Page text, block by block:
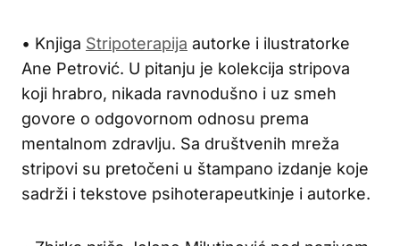
• Knjiga Stripoterapija autorke i ilustratorke
Ane Petrović. U pitanju je kolekcija stripova
koji hrabro, nikada ravnodušno i uz smeh
govore o odgovornom odnosu prema
mentalnom zdravlju. Sa društvenih mreža
stripovi su pretočeni u štampano izdanje koje
sadrži i tekstove psihoterapeutkinje i autorke.